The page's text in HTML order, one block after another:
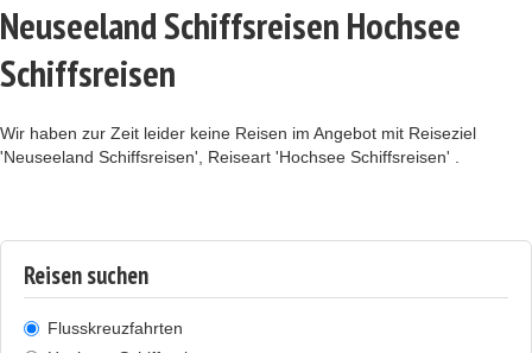
Neuseeland Schiffsreisen Hochsee
Schiffsreisen
Wir haben zur Zeit leider keine Reisen im Angebot mit Reiseziel
'Neuseeland Schiffsreisen', Reiseart 'Hochsee Schiffsreisen' .
Reisen suchen
Flusskreuzfahrten